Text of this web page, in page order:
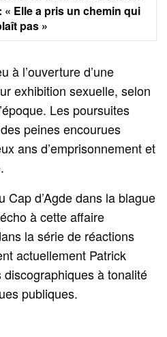
« Elle a pris un chemin qui
pas »
à l’ouverture d’une
exhibition sexuelle, selon
Les poursuites
peines encourues
ans d’emprisonnement et
Cap d’Agde dans la blague
à cette affaire
la série de réactions
actuellement Patrick
à tonalité
publiques.